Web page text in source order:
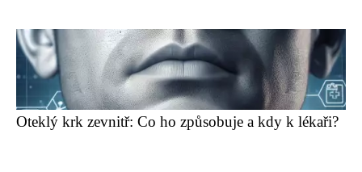
Oteklý krk zevnitř: Co ho způsobuje a kdy k lékaři?